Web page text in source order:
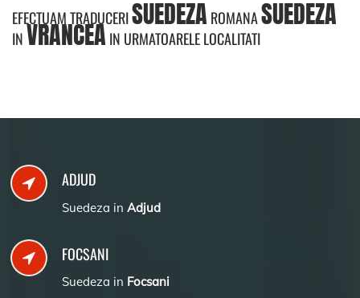
EFECTUAM TRADUCERISUEDEZA ROMANASUEDEZA
INVRANCEA IN URMATOARELE LOCALITATI
ADJUD
Suedeza in Adjud
FOCSANI
Suedeza in Focsani